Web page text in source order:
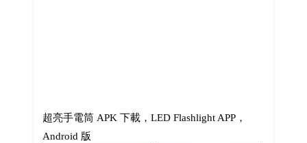
超亮手電筒 APK 下載，LED Flashlight APP，
Android 版